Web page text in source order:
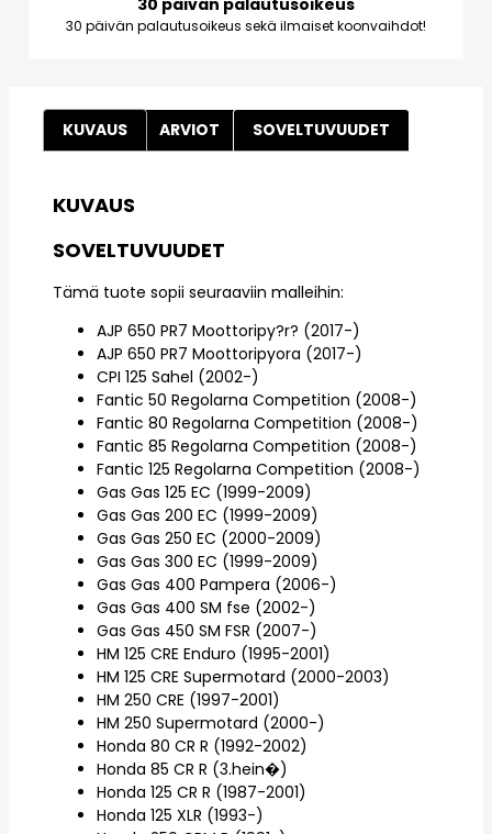
30 päivän palautusoikeus
30 päivän palautusoikeus sekä ilmaiset koonvaihdot!
KUVAUS ARVIOT SOVELTUVUUDET
KUVAUS
SOVELTUVUUDET
Tämä tuote sopii seuraaviin malleihin:
AJP 650 PR7 Moottoripy?r? (2017-)
AJP 650 PR7 Moottoripyora (2017-)
CPI 125 Sahel (2002-)
Fantic 50 Regolarna Competition (2008-)
Fantic 80 Regolarna Competition (2008-)
Fantic 85 Regolarna Competition (2008-)
Fantic 125 Regolarna Competition (2008-)
Gas Gas 125 EC (1999-2009)
Gas Gas 200 EC (1999-2009)
Gas Gas 250 EC (2000-2009)
Gas Gas 300 EC (1999-2009)
Gas Gas 400 Pampera (2006-)
Gas Gas 400 SM fse (2002-)
Gas Gas 450 SM FSR (2007-)
HM 125 CRE Enduro (1995-2001)
HM 125 CRE Supermotard (2000-2003)
HM 250 CRE (1997-2001)
HM 250 Supermotard (2000-)
Honda 80 CR R (1992-2002)
Honda 85 CR R (3.hein�)
Honda 125 CR R (1987-2001)
Honda 125 XLR (1993-)